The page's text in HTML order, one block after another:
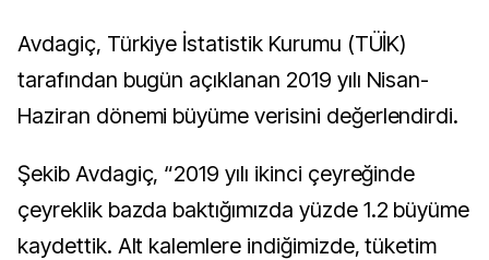
Avdagiç, Türkiye İstatistik Kurumu (TÜİK)
tarafından bugün açıklanan 2019 yılı Nisan-
Haziran dönemi büyüme verisini değerlendirdi.
Şekib Avdagiç, “2019 yılı ikinci çeyreğinde
çeyreklik bazda baktığımızda yüzde 1.2 büyüme
kaydettik. Alt kalemlere indiğimizde, tüketim